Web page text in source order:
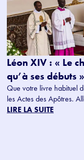
Léon XIV : « Le
qu’à ses débuts
Que votre livre habituel
les Actes des Apôtres.
LIRE LA SUITE